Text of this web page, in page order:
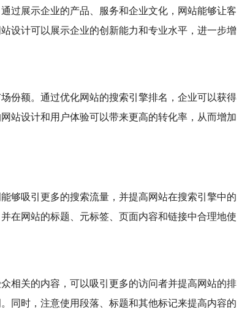
过展示企业的产品、服务和企业文化，网站能够让客
设计可以展示企业的创新能力和专业水平，进一步增
份额。通过优化网站的搜索引擎排名，企业可以获得
站设计和用户体验可以带来更高的转化率，从而增加
够吸引更多的搜索流量，并提高网站在搜索引擎中的
在网站的标题、元标签、页面内容和链接中合理地使
相关的内容，可以吸引更多的访问者并提高网站的排
同时，注意使用段落、标题和其他标记来提高内容的